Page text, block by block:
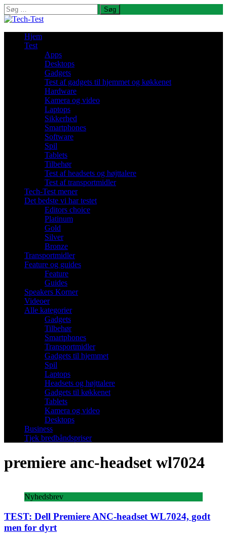
Søg
efter:
Hjem
Test
Apps
Desktops
Gadgets
Test af gadgets til hjemmet og køkkenet
Hardware
Kamera og video
Laptops
Sikkerhed
Smartphones
Software
Spil
Tablets
Tilbehør
Test af headsets og højttalere
Test af transportmidler
Tech-Test mener
Det bedste vi har testet
Editors choice
Platinum
Gold
Silver
Bronze
Transportmidler
Feature og guides
Feature
Guides
Speakers Korner
Videoer
Alle kategorier
Gadgets
Tilbehør
Smartphones
Transportmidler
Gadgets til hjemmet
Spil
Laptops
Headsets og højttalere
Gadgets til køkkenet
Tablets
Kamera og video
Desktops
Business
Tjek bredbåndspriser
premiere anc-headset wl7024
Nyhedsbrev
TEST: Dell Premiere ANC-headset WL7024, godt
men for dyrt